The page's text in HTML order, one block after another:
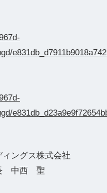
ングス株式会社
中西 聖